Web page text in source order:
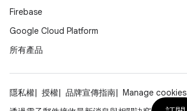
Firebase
Google Cloud Platform
所有產品
隱私權 授權 品牌宣傳指南
Manage cookies